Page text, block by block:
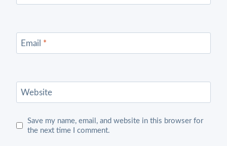
Email *
Website
Save my name, email, and website in this browser for
the next time I comment.